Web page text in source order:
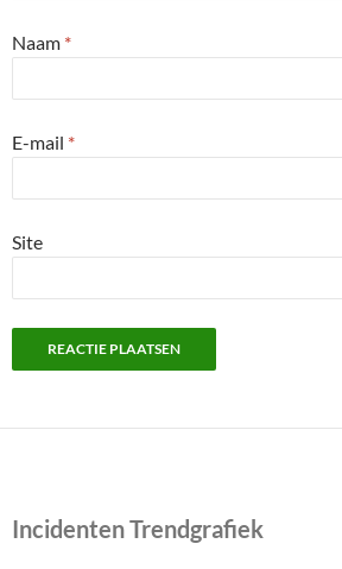
Naam *
E-mail *
Site
Incidenten Trendgrafiek